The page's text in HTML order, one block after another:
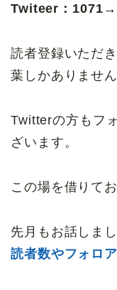
Twiteer：
読者登録いただ
葉しかありません
Twitterの方もフ
ざいます。
この場を借りて
先月もお話しま
読者数やフォロ